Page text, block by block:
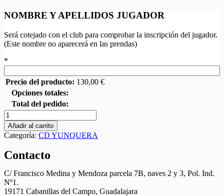
NOMBRE Y APELLIDOS JUGADOR
Será cotejado con el club para comprobar la inscripción del jugador.
(Este nombre no aparecerá en las prendas)
*
Precio del producto: 130,00 €
Opciones totales:
Total del pedido:
Añadir al carrito
Categoría: CD YUNQUERA
Contacto
C/ Francisco Medina y Mendoza parcela 7B, naves 2 y 3, Pol. Ind.
Nº1.
19171 Cabanillas del Campo, Guadalajara